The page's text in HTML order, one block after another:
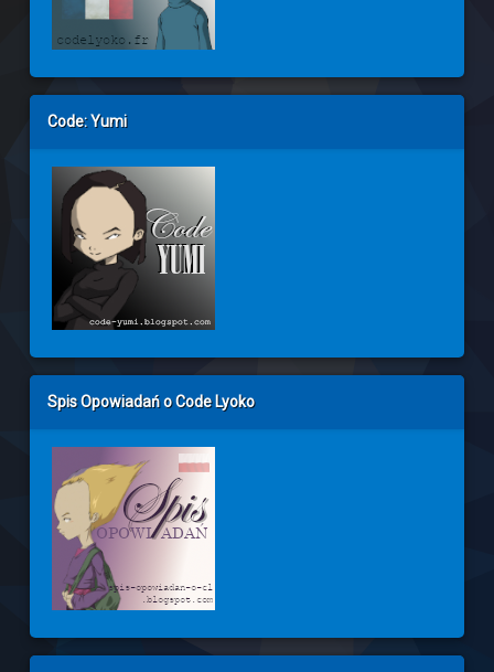
Code: Yumi
Spis Opowiadań o Code Lyoko